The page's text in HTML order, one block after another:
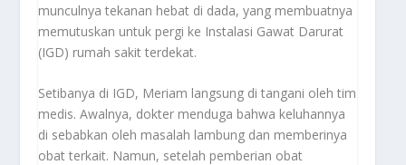
munculnya tekanan hebat di dada, yang membuatnya
memutuskan untuk pergi ke Instalasi Gawat Darurat
(IGD) rumah sakit terdekat.
Setibanya di IGD, Meriam langsung di tangani oleh tim
medis. Awalnya, dokter menduga bahwa keluhannya
di sebabkan oleh masalah lambung dan memberinya
obat terkait. Namun, setelah pemberian obat